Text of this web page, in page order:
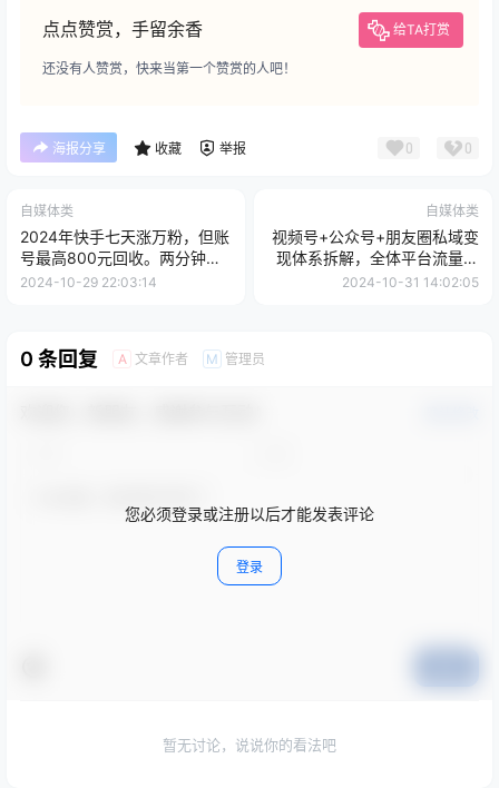
点点赞赏，手留余香 给TA打赏
还没有人赞赏，快来当第一个赞赏的人吧！
海报分享 收藏 举报 0 0
自媒体类
2024年快手七天涨万粉，但账
号最高800元回收。两分钟一
个爆款美女视频
2024-10-29 22:03:14
自媒体类
视频号+公众号+朋友圈私域变
现体系拆解，全体平台流量枯
竭下的应对策略
2024-10-31 14:02:05
0 条回复 A 文章作者 M 管理员
您必须登录或注册以后才能发表评论
登录
暂无讨论，说说你的看法吧